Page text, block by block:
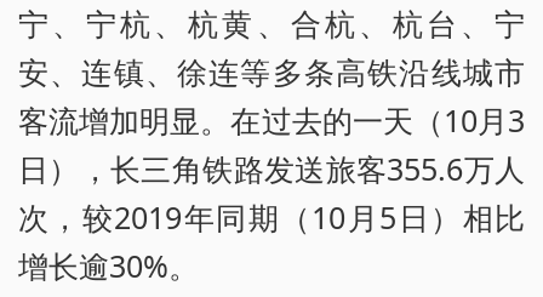
宁、宁杭、杭黄、合杭、杭台、宁
安、连镇、徐连等多条高铁沿线城市
客流增加明显。在过去的一天（10月3
日），长三角铁路发送旅客355.6万人
次，较2019年同期（10月5日）相比
增长逾30%。